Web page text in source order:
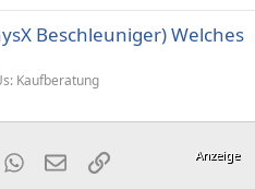
Beschleuniger) Welches
Kaufberatung
WhatsApp
E-MailLink